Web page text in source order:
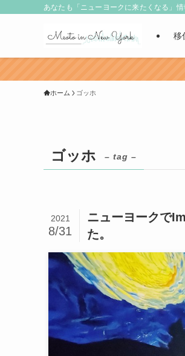
あなたも「ニューヨークに来たくなる」情
移
ホーム ゴッホ
ゴッホ – tag –
ニューヨークで
た。
2021
8/31